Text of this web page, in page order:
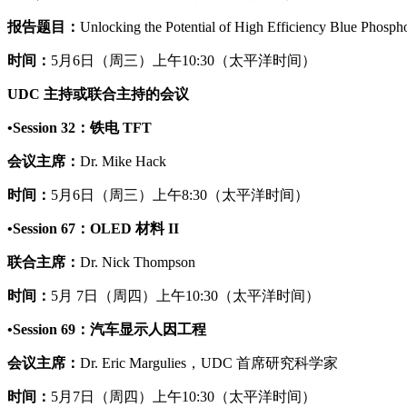
报告题目： Unlocking the Potential of High Efficiency Blue
时间： 5月6日（周三）上午10:30（太平洋时间）
UDC 主持或联合主持的会议
•Session 32：铁电 TFT
会议主席： Dr. Mike Hack
时间： 5月6日（周三）上午8:30（太平洋时间）
•Session 67：OLED 材料 II
联合主席： Dr. Nick Thompson
时间： 5月 7日（周四）上午10:30（太平洋时间）
•Session 69：汽车显示人因工程
会议主席： Dr. Eric Margulies，UDC 首席研究科学家
时间： 5月7日（周四）上午10:30（太平洋时间）